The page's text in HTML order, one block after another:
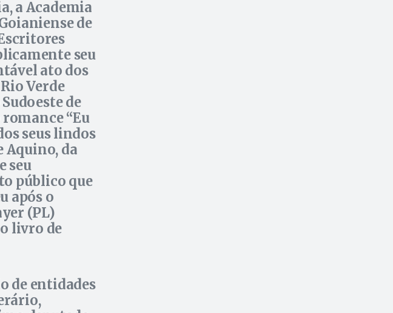
a Academia
de
seu
ato dos
Verde
de
“Eu
seus lindos
Aquino, da
seu
público que
após o
(PL)
livro de
de entidades